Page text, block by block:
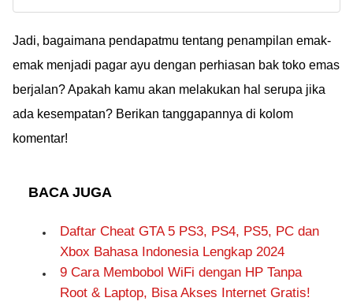
bisa menghapus baju
tak diinginkan di foto!
Apa benar?
Jadi, bagaimana pendapatmu tentang penampilan emak-
emak menjadi pagar ayu dengan perhiasan bak toko emas
berjalan? Apakah kamu akan melakukan hal serupa jika
ada kesempatan? Berikan tanggapannya di kolom
komentar!
BACA JUGA
Daftar Cheat GTA 5 PS3, PS4, PS5, PC dan
Xbox Bahasa Indonesia Lengkap 2024
9 Cara Membobol WiFi dengan HP Tanpa
Root & Laptop, Bisa Akses Internet Gratis!